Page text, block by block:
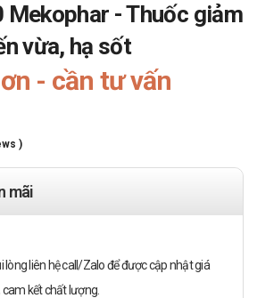
Mekophar - Thuốc giảm
vừa, hạ sốt
- cần tư vấn
)
mãi
lòng liên hệ call/Zalo để được cập nhật giá
kết chất lượng.